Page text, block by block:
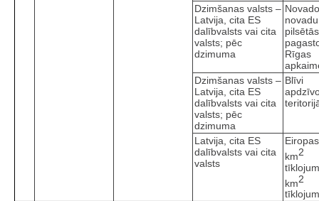
Dzimšanas valsts –
Latvija, cita ES
dalībvalsts vai cita
valsts; pēc
dzimuma
novadu
Rīgas
Dzimšanas valsts –
Latvija, cita ES
dalībvalsts vai cita
valsts; pēc
dzimuma
Blīvi
Latvija, cita ES
dalībvalsts vai cita
valsts
km2
km2